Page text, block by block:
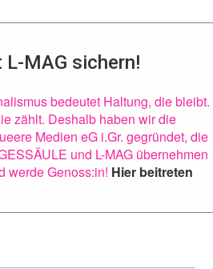
MAG sichern!
bedeutet Haltung, die bleibt.
zählt. Deshalb haben wir die
Medien eG i.Gr. gegründet, die
und L-MAG übernehmen
werde Genoss:in! Hier beitreten